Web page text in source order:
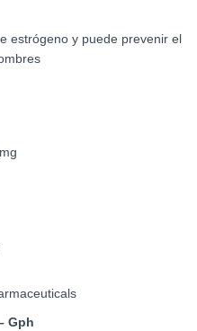
estrógeno y puede prevenir el
Gph